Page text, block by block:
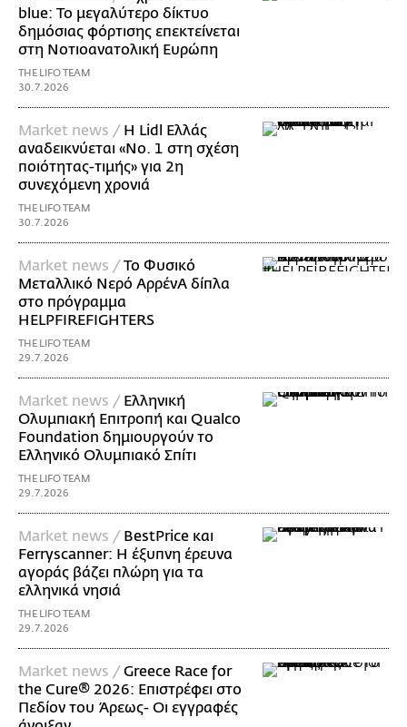
blue: Το μεγαλύτερο δίκτυο
δημόσιας φόρτισης επεκτείνεται
στη Νοτιοανατολική Ευρώπη
THE LIFO TEAM
30.7.2026
Market news / Η Lidl Ελλάς
αναδεικνύεται «Νo. 1 στη σχέση
ποιότητας-τιμής» για 2η
συνεχόμενη χρονιά
THE LIFO TEAM
30.7.2026
Market news /Το Φυσικό
Μεταλλικό Νερό ΑρρένΑ δίπλα
στο πρόγραμμα
HELPFIREFIGHTERS
THE LIFO TEAM
29.7.2026
Market news / Ελληνική
Ολυμπιακή Επιτροπή και Qualco
Foundation δημιουργούν το
Ελληνικό Ολυμπιακό Σπίτι
THE LIFO TEAM
29.7.2026
Market news / BestPrice και
Ferryscanner: Η έξυπνη έρευνα
αγοράς βάζει πλώρη για τα
ελληνικά νησιά
THE LIFO TEAM
29.7.2026
Market news /Greece Race for
the Cure® 2026: Επιστρέφει στο
Πεδίον του Άρεως- Οι εγγραφές